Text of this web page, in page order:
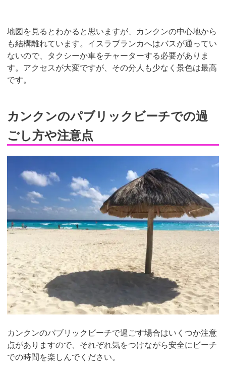
地図を見るとわかると思いますが、カンクンの中心地から
も結構離れています。イスラブランカへはバスが通ってい
ないので、タクシーか車をチャーターする必要がありま
す。アクセスが大変ですが、その分人も少なく景色は最高
です。
カンクンのパブリックビーチでの過
ごし方や注意点
カンクンのパブリックビーチで過ごす場合はいくつか注意
点がありますので、それぞれ気をつけながら安全にビーチ
での時間を楽しんでください。